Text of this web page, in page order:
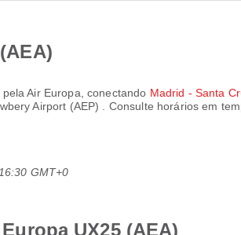
pelaAir Europa , conectando Madrid - Santa
Airport (AEP)
. Consulte horários em
GMT+0
UX25 (AEA)